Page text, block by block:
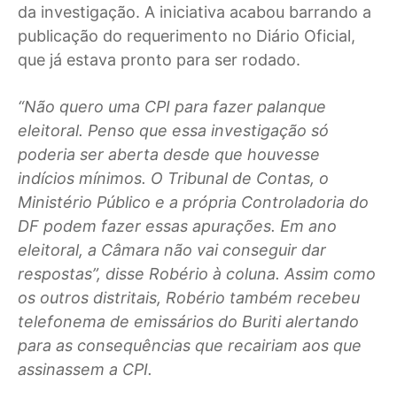
da investigação. A iniciativa acabou barrando a
publicação do requerimento no Diário Oficial,
que já estava pronto para ser rodado.
“Não quero uma CPI para fazer palanque
eleitoral. Penso que essa investigação só
poderia ser aberta desde que houvesse
indícios mínimos. O Tribunal de Contas, o
Ministério Público e a própria Controladoria do
DF podem fazer essas apurações. Em ano
eleitoral, a Câmara não vai conseguir dar
respostas”, disse Robério à coluna. Assim como
os outros distritais, Robério também recebeu
telefonema de emissários do Buriti alertando
para as consequências que recairiam aos que
assinassem a CPI.